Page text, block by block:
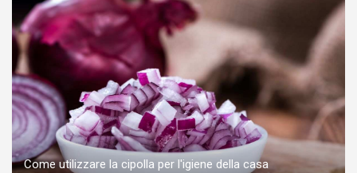
Come utilizzare la cipolla per l'igiene della casa